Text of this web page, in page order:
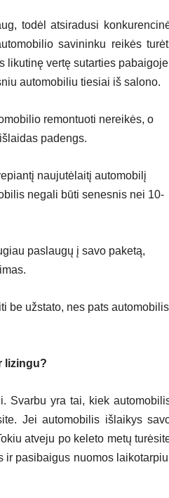
todėl atsiradusi
savininku reikės
likutinę vertę sutarties
automobiliu tiesiai iš salono.
remontuoti nereikės, o
padengs.
naujutėlaitį automobilį
negali būti senesnis nei 10-
paslaugų į savo paketą,
be užstato, nes pats automobilis
lizingu?
Svarbu yra tai, kiek
Jei automobilis išlaikys
atveju po keleto metų
ir pasibaigus nuomos